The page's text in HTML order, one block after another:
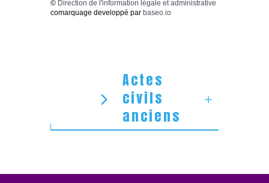
© Direction de l'information légale et administrative
comarquage developpé par baseo.io
Actes
civils
anciens